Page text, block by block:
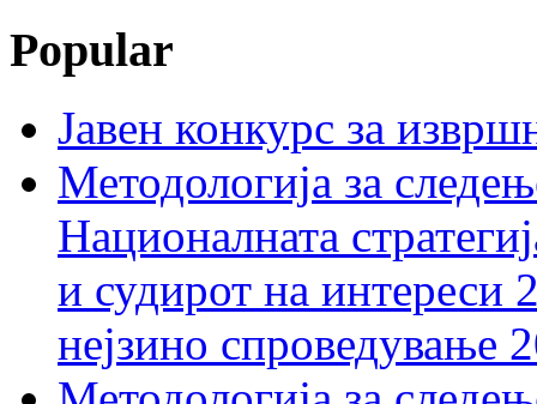
Popular
Јавен конкурс за
Методологија за
Националната
и судирот на интереси
нејзино спроведување